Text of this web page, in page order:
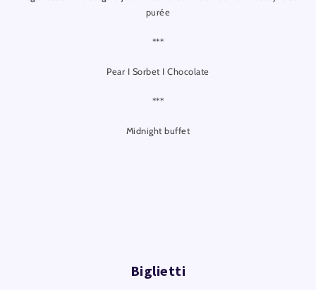
purée
***
Pear I Sorbet I Chocolate
***
Midnight buffet
Biglietti